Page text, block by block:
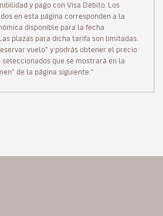
y pago con Visa Débito. Los
en esta página corresponden a la
disponible para la fecha
plazas para dicha tarifa son limitadas.
vuelo” y podrás obtener el precio
seleccionados que se mostrará en la
de la página siguiente."